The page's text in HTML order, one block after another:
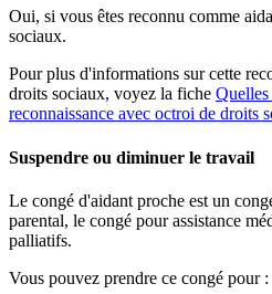
Oui, si vous êtes reconnu comme
sociaux.
Pour plus d'informations sur cette
droits sociaux, voyez la fiche
reconnaissance avec octroi de droits
Suspendre ou diminuer le travail
Le congé d'aidant proche est un
parental, le congé pour assistance
palliatifs.
Vous pouvez prendre ce congé pour :